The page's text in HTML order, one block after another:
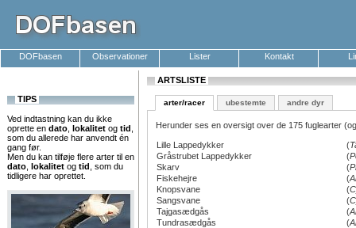
DOFbasen Observationer Lister Kontakt
TIPS
Ved indtastning kan du ikke
oprette en dato lokalitet og tid
som du allerede har anvendt én
gang før.
Men du kan tilføje flere arter til en
dato lokalitet og tid , som du
tidligere har oprettet.
ARTSLISTE
arter/racer ubestemte andre dyr
Herunder ses en oversigt over de 175 fuglearter
Lille Lappedykker (
Gråstrubet Lappedykker
(
Skarv
(
Fiskehejre
(
Knopsvane
(
Sangsvane
(
Tajgasædgås
(
Tundrasædgås
(